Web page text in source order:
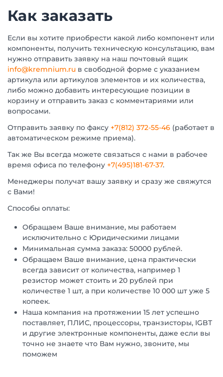
Как заказать
Если вы хотите приобрести какой либо компонент или
компоненты, получить техническую консультацию, вам
нужно отправить заявку на наш почтовый ящик
info@kremnium.ru в свободной форме с указанием
артикула или артикулов элементов и их количества,
либо можно добавить интересующие позиции в
корзину и отправить заказ с комментариями или
вопросами.
Отправить заявку по факсу +7(812) 372-55-46 (работает в
автоматическом режиме приема).
Так же Вы всегда можете связаться с нами в рабочее
время офиса по телефону +7(495)181-67-37.
Менеджеры получат вашу заявку и сразу же свяжутся
с Вами!
Способы оплаты:
Обращаем Ваше внимание, мы работаем
исключительно с Юридическими лицами
Минимальная сумма заказа: 50000 рублей.
Обращаем Ваше внимание, цена практически
всегда зависит от количества, например 1
резистор может стоить и 20 рублей при
количестве 1 шт, а при количестве 10 000 шт уже 5
копеек.
Наша компания на протяжении 15 лет успешно
поставляет, ПЛИС, процессоры, транзисторы, IGBT
и другие электронные компоненты, даже если вы
точно не знаете что Вам нужно, звоните, мы
поможем